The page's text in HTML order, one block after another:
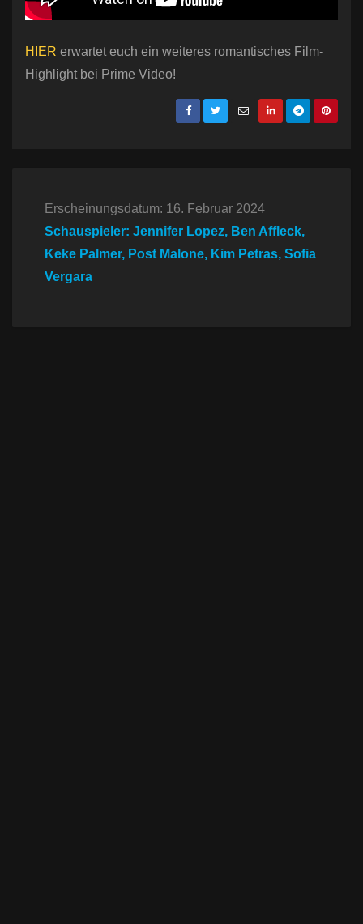
HIER erwartet euch ein weiteres romantisches Film-
Highlight bei Prime Video!
Erscheinungsdatum: 16. Februar 2024
Schauspieler: Jennifer Lopez, Ben Affleck,
Keke Palmer, Post Malone, Kim Petras, Sofia
Vergara